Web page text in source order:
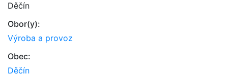
Děčín
Obor(y):
Výroba a provoz
Obec:
Děčín